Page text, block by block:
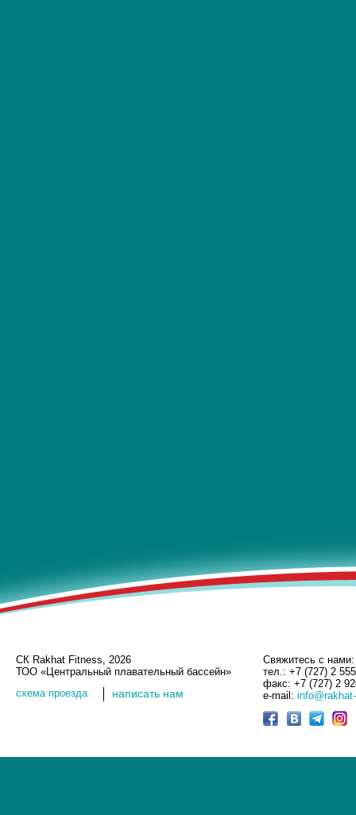
СК Rakhat Fitness, 2026
ТОО «Центральный плавательный бассейн»
cхема проезда
написать нам
Свяжитесь с нами:
тел.: +7 (727) 2
факс: +7 (727) 2
e-mail: